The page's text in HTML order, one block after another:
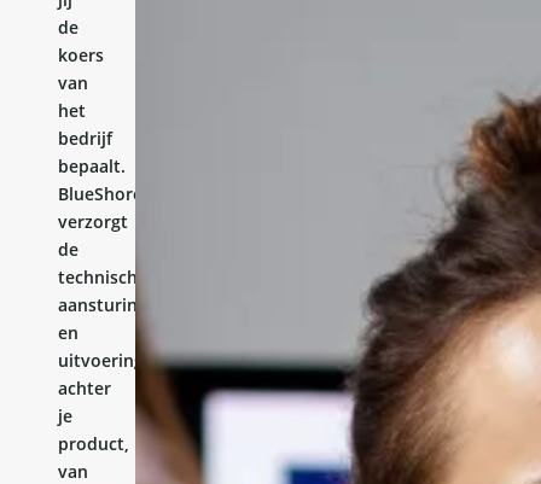
de
koers
van
het
bedrijf
bepaalt.
BlueShores
verzorgt
de
technische
aansturing
en
uitvoering
achter
je
product,
van